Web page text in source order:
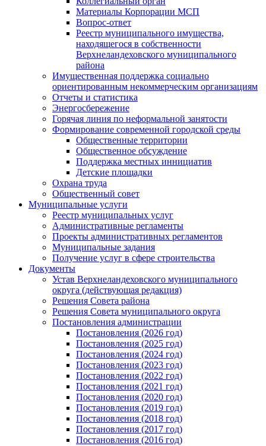
Материалы Корпорации МСП
Вопрос-ответ
Реестр муниципального имущества,
находящегося в собственности
Верхнеландеховского муниципального
района
Имущественная поддержка социально
ориентированным некоммерческим организациям
Отчеты и статистика
Энергосбережение
Горячая линия по неформальной занятости
Формирование современной городской среды
Общественные территории
Общественное обсуждение
Поддержка местных иннициатив
Детские площадки
Охрана труда
Общественный совет
Муниципальные услуги
Реестр муниципальных услуг
Административные регламенты
Проекты административных регламентов
Муниципальные задания
Получение услуг в сфере строительства
Документы
Устав Верхнеландеховского муниципального
округа (действующая редакция)
Решения Совета района
Решения Совета муниципального округа
Постановления администрации
Постановления (2026 год)
Постановления (2025 год)
Постановления (2024 год)
Постановления (2023 год)
Постановления (2022 год)
Постановления (2021 год)
Постановления (2020 год)
Постановления (2019 год)
Постановления (2018 год)
Постановления (2017 год)
Постановления (2016 год)